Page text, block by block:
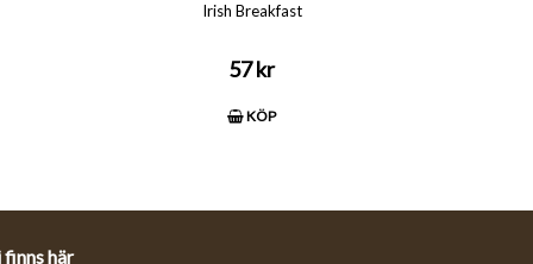
Irish Breakfast
57 kr
KÖP
finns här